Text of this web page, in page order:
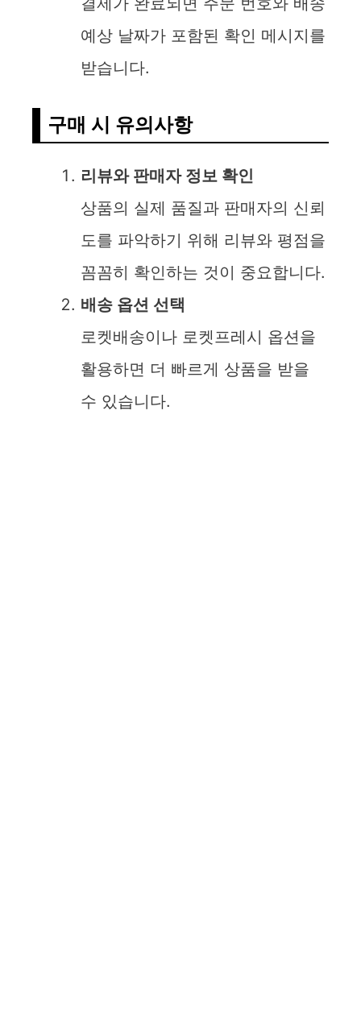
예상 날짜가 포함된 확인 메시지를
받습니다.
구매 시 유의사항
리뷰와 판매자 정보 확인
상품의 실제 품질과 판매자의 신뢰
도를 파악하기 위해 리뷰와 평점을
꼼꼼히 확인하는 것이 중요합니다.
배송 옵션 선택
로켓배송이나 로켓프레시 옵션을
활용하면 더 빠르게 상품을 받을
수 있습니다.